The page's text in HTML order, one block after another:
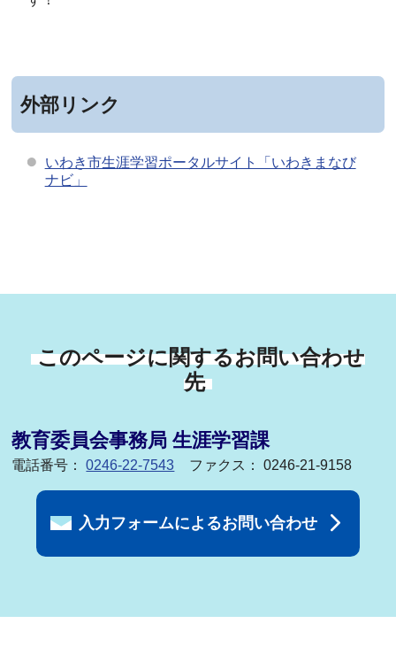
外部リンク
いわき市生涯学習ポータルサイト「いわきまなび
ナビ」
このページに関するお問い合わせ
先
教育委員会事務局 生涯学習課
電話番号：0246-22-7543 ファクス： 0246-21-9158
入力フォームによるお問い合わせ